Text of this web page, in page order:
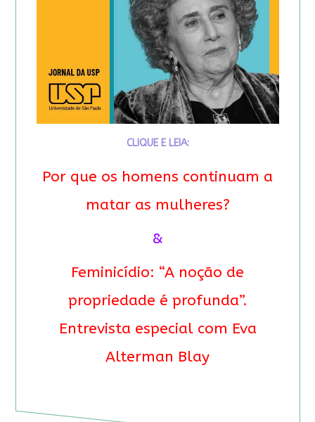
CLIQUE E LEIA:
Por que os homens continuam a
matar as mulheres?
&
Feminicídio: “A noção de
propriedade é profunda”.
Entrevista especial com Eva
Alterman Blay